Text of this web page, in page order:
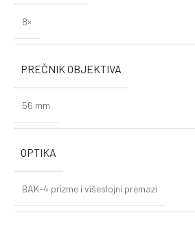
8×
PREČNIK OBJEKTIVA
56 mm
OPTIKA
BAK-4 prizme i višeslojni premazi